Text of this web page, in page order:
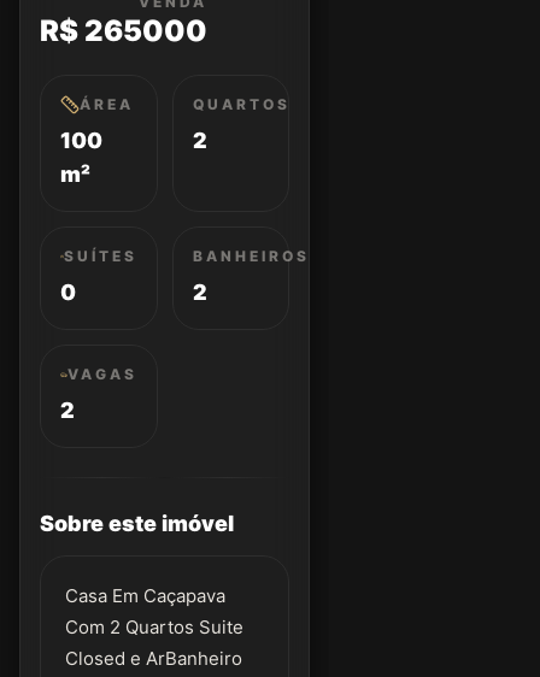
R$ 265000
ÁREA
100
m²
QUARTOS
2
SUÍTES
0
BANHEIROS
2
VAGAS
2
Sobre este imóvel
Casa Em Caçapava
Com 2 Quartos Suite
Closed e ArBanheiro